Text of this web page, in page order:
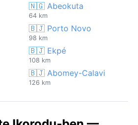
🇳🇬 Abeokuta
64 km
🇧🇯 Porto Novo
98 km
🇧🇯 Ekpé
108 km
🇧🇯 Abomey-Calavi
126 km